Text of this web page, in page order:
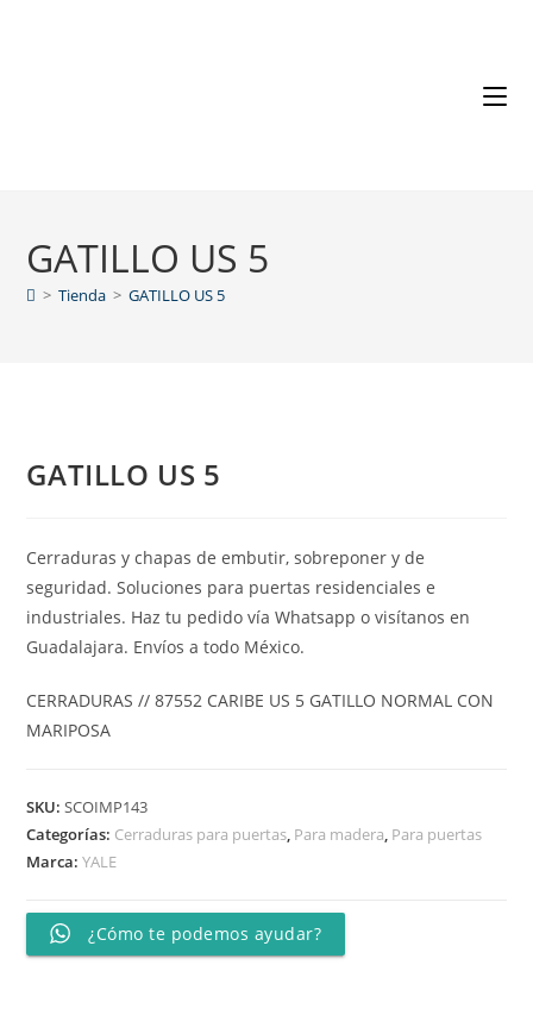
GATILLO US 5
> Tienda > GATILLO US 5
GATILLO US 5
Cerraduras y chapas de embutir, sobreponer y de
seguridad. Soluciones para puertas residenciales e
industriales. Haz tu pedido vía Whatsapp o visítanos en
Guadalajara. Envíos a todo México.
CERRADURAS // 87552 CARIBE US 5 GATILLO NORMAL CON
MARIPOSA
SKU:SCOIMP143
Categorías: Cerraduras para puertas, Para madera, Para puertas
Marca:YALE
¿Cómo te podemos ayudar?